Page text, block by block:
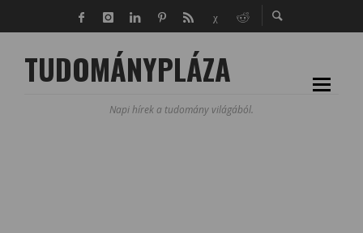
TUDOMÁNYPLÁZA
Napi hírek a tudomány világából.